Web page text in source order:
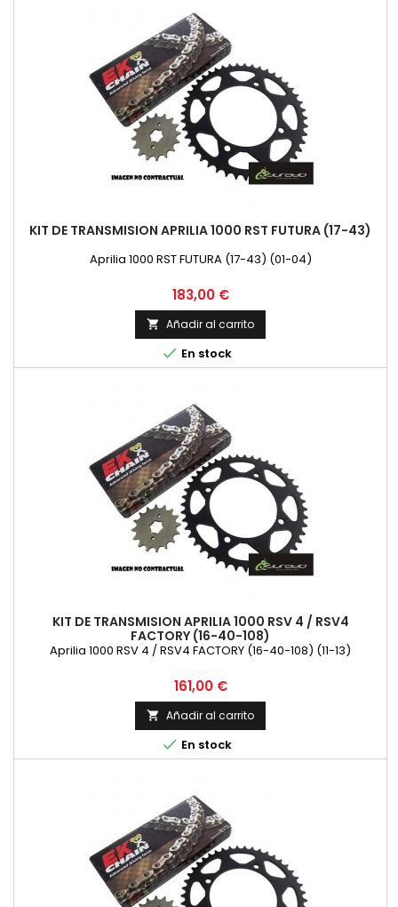
KIT DE TRANSMISION APRILIA 1000 RST FUTURA (17-43)
Aprilia 1000 RST FUTURA (17-43) (01-04)
Precio
183,00 €
 Añadir al carrito
 En stock
KIT DE TRANSMISION APRILIA 1000 RSV 4 / RSV4
FACTORY (16-40-108)
Aprilia 1000 RSV 4 / RSV4 FACTORY (16-40-108) (11-13)
Precio
161,00 €
 Añadir al carrito
 En stock